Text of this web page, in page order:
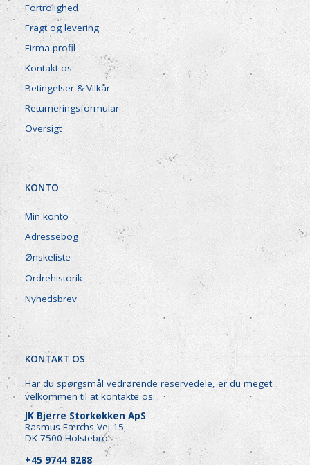
Fortrolighed
Fragt og levering
Firma profil
Kontakt os
Betingelser & Vilkår
Returneringsformular
Oversigt
KONTO
Min konto
Adressebog
Ønskeliste
Ordrehistorik
Nyhedsbrev
KONTAKT OS
Har du spørgsmål vedrørende reservedele, er du meget
velkommen til at kontakte os:
JK Bjerre Storkøkken ApS
Rasmus Færchs Vej 15,
DK-7500 Holstebro
+45 9744 8288